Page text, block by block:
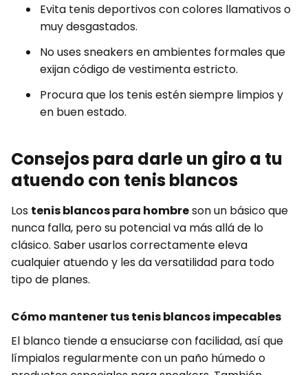
Evita tenis deportivos con colores llamativos o
muy desgastados.
No uses sneakers en ambientes formales que
exijan código de vestimenta estricto.
Procura que los tenis estén siempre limpios y
en buen estado.
Consejos para darle un giro a tu
atuendo con tenis blancos
Los tenis blancos para hombreson un básico que
nunca falla, pero su potencial va más allá de lo
clásico. Saber usarlos correctamente eleva
cualquier atuendo y les da versatilidad para todo
tipo de planes.
Cómo mantener tus tenis blancos impecables
El blanco tiende a ensuciarse con facilidad, así que
límpialos regularmente con un paño húmedo o